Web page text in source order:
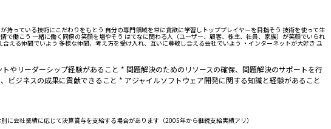
っている技術にこだわりをもとう 自分の専門領域を常に貪欲に学習しトッププレイヤーを目指そう 技術を使って生
働こう 一緒に働く同僚の笑顔を増やそう はてなに関わる人（ユーザー、顧客、株主、社員、家族）が笑顔でいられ
る仲間でいよう 多様な仲間、考え方を受け入れ、互いに尊敬し合える会社でいよう ・インターネットが大好き ユ
やリーダーシップ経験があること * 問題解決のためのリソースの確保、問題解決のサポートを行
ジネスの成果に貢献できること * アジャイルソフトウェア開発に関する知識と経験があること
会社業績に応じて決算賞与を支給する場合があります（2005年から継続支給実績アリ）